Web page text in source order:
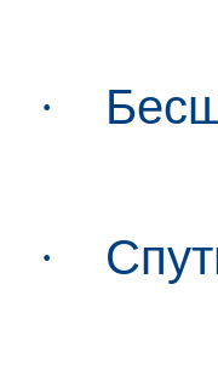
·
·